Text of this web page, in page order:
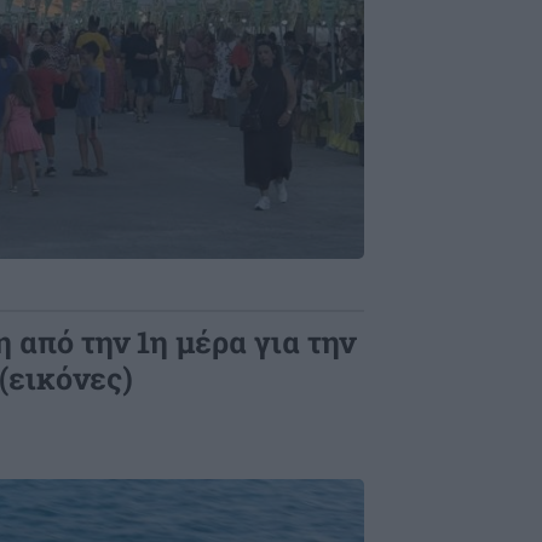
την 1η μέρα για την